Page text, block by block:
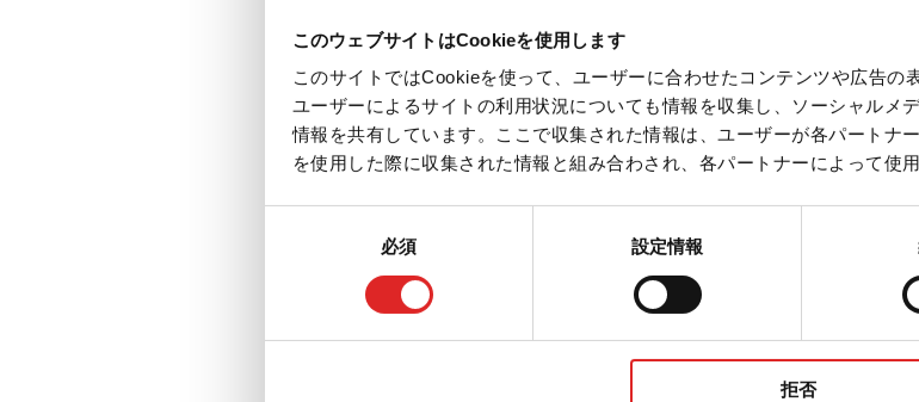
このウェブサイトはCookieを使用します
このサイトではCookieを使って、ユーザーに合わせたコンテンツや広告の
ユーザーによるサイトの利用状況についても情報を収集し、ソーシャルメ
情報を共有しています。ここで収集された情報は、ユーザーが各パートナ
を使用した際に収集された情報と組み合わされ、各パートナーによって使
必須 設定情報
拒否
SAHARA-III用アクセサリ